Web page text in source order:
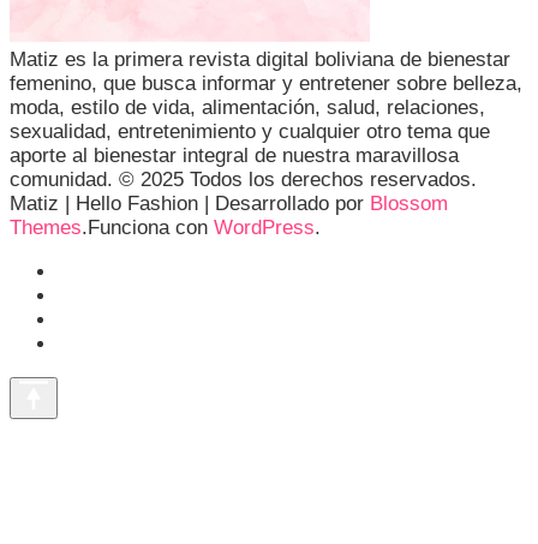
Matiz es la primera revista digital boliviana de bienestar
femenino, que busca informar y entretener sobre belleza,
moda, estilo de vida, alimentación, salud, relaciones,
sexualidad, entretenimiento y cualquier otro tema que
aporte al bienestar integral de nuestra maravillosa
comunidad. © 2025 Todos los derechos reservados.
Matiz | Hello Fashion | Desarrollado por Blossom
Themes.Funciona con WordPress.